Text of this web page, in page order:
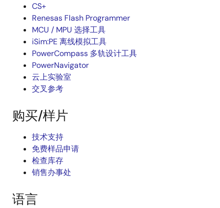
CS+
Renesas Flash Programmer
MCU / MPU 选择工具
iSim:PE 离线模拟工具
PowerCompass 多轨设计工具
PowerNavigator
云上实验室
交叉参考
购买/样片
技术支持
免费样品申请
检查库存
销售办事处
语言